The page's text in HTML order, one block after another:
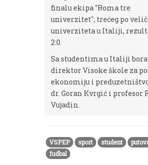
finalu ekipa "Roma tre
univerzitet", trećeg po
univerziteta u Italiji,
2:0.
Sa studentima u Italiji
direktor Visoke škole za
ekonomiju i preduzetništvo
dr. Goran Kvrgić i profesor
Vujadin.
VSPEP sport student
fudbal